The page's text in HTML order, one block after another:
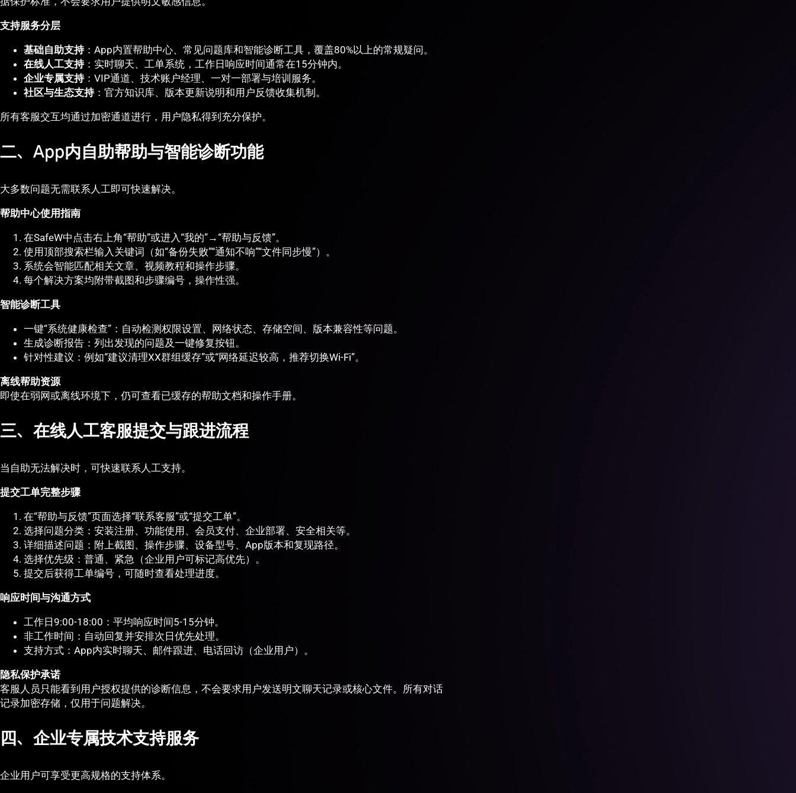
支持服务分层
基础自助支持：App内置帮助中心、常见问题库和智能诊断工具，覆盖80%以上的常规疑问。
在线人工支持：实时聊天、工单系统，工作日响应时间通常在15分钟内。
企业专属支持：VIP通道、技术账户经理、一对一部署与培训服务。
社区与生态支持：官方知识库、版本更新说明和用户反馈收集机制。
所有客服交互均通过加密通道进行，用户隐私得到充分保护。
二、App内自助帮助与智能诊断功能
大多数问题无需联系人工即可快速解决。
帮助中心使用指南
在SafeW中点击右上角“帮助”或进入“我的”→“帮助与反馈”。
使用顶部搜索栏输入关键词（如“备份失败”“通知不响”“文件同步慢”）。
系统会智能匹配相关文章、视频教程和操作步骤。
每个解决方案均附带截图和步骤编号，操作性强。
智能诊断工具
一键“系统健康检查”：自动检测权限设置、网络状态、存储空间、版本兼容性等问题。
生成诊断报告：列出发现的问题及一键修复按钮。
针对性建议：例如“建议清理XX群组缓存”或“网络延迟较高，推荐切换Wi-Fi”。
离线帮助资源
即使在弱网或离线环境下，仍可查看已缓存的帮助文档和操作手册。
三、在线人工客服提交与跟进流程
当自助无法解决时，可快速联系人工支持。
提交工单完整步骤
在“帮助与反馈”页面选择“联系客服”或“提交工单”。
选择问题分类：安装注册、功能使用、会员支付、企业部署、安全相关等。
详细描述问题：附上截图、操作步骤、设备型号、App版本和复现路径。
选择优先级：普通、紧急（企业用户可标记高优先）。
提交后获得工单编号，可随时查看处理进度。
响应时间与沟通方式
工作日9:00-18:00：平均响应时间5-15分钟。
非工作时间：自动回复并安排次日优先处理。
支持方式：App内实时聊天、邮件跟进、电话回访（企业用户）。
隐私保护承诺
客服人员只能看到用户授权提供的诊断信息，不会要求用户发送明文聊天记录或核心文件。所有对话
记录加密存储，仅用于问题解决。
四、企业专属技术支持服务
企业用户可享受更高规格的支持体系。